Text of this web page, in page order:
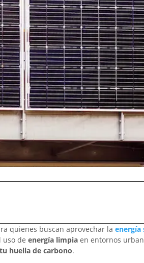
quienes buscan aprovechar laenergía
uso deenergía limpia en entornos
huella de carbono.